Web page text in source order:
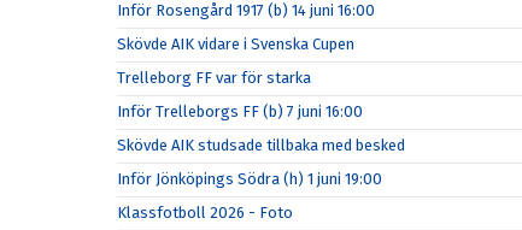
Inför Rosengård 1917 (b) 14 juni 16:00
Skövde AIK vidare i Svenska Cupen
Trelleborg FF var för starka
Inför Trelleborgs FF (b) 7 juni 16:00
Skövde AIK studsade tillbaka med besked
Inför Jönköpings Södra (h) 1 juni 19:00
Klassfotboll 2026 - Foto